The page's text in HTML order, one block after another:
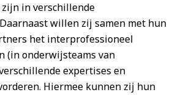
in verschillende
willen zij samen met hun
het interprofessioneel
(in onderwijsteams van
expertises en
Hiermee kunnen zij hun